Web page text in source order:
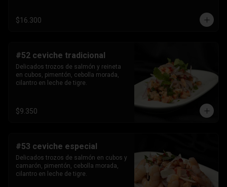
$16.300
#52 ceviche tradicional
Delicados trozos de salmón y reineta
en cubos, pimentón, cebolla morada,
cilantro en leche de tigre.
$9.350
#53 ceviche especial
Delicados trozos de salmón en cubos y
camarón, pimentón, cebolla morada,
cilantro en leche de tigre.